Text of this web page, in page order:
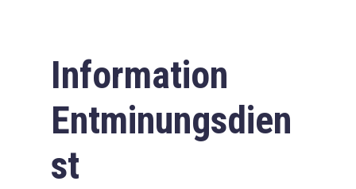
Information
Entminungsdien
st